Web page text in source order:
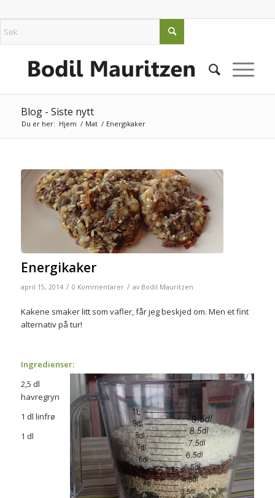
Blog - Siste nytt
Du er her: Hjem / Mat / Energikaker
Energikaker
april 15, 2014 / 0 Kommentarer / av Bodil Mauritzen
Kakene smaker litt som vafler, får jeg beskjed om. Men et fint
alternativ på tur!
Ingredienser:
2,5 dl
havregryn
1 dl linfrø
1 dl